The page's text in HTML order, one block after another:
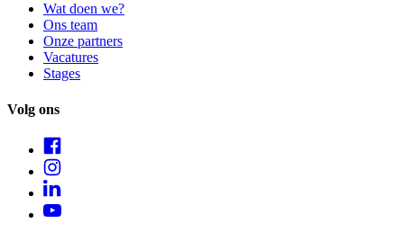
Wat doen we?
Ons team
Onze partners
Vacatures
Stages
Volg ons